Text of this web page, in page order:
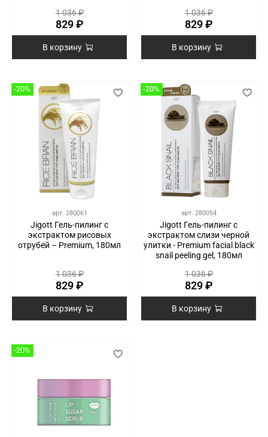
1 036 ₽
829 ₽
В корзину
1 036 ₽
829 ₽
В корзину
-20%
арт. 280061
Jigott Гель-пилинг с
экстрактом рисовых
отрубей – Premium, 180мл
1 036 ₽
829 ₽
В корзину
-20%
арт. 280054
Jigott Гель-пилинг с
экстрактом слизи черной
улитки - Premium facial black
snail peeling gel, 180мл
1 036 ₽
829 ₽
В корзину
-20%